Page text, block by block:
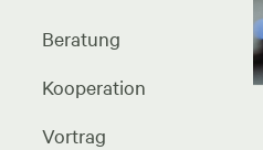
Beratung
Kooperation
Vortrag